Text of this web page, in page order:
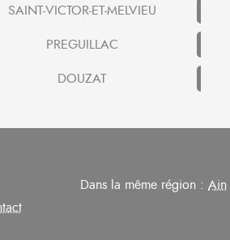
SAINT-VICTOR-ET-MELVIEU
PREGUILLAC
DOUZAT
Dans la même région : Ain